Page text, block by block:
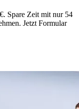
Spare Zeit mit nur 54
Jetzt Formular